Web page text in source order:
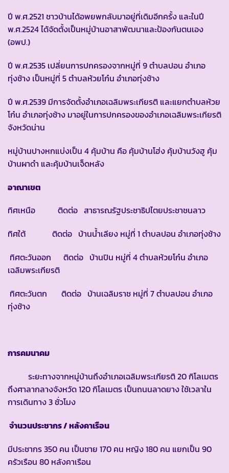
ปี พ.ศ.2521 ชาวบ้านได้อพยพกลับมาอยู่ที่เดิมอีกครั้ง และในปี
พ.ศ.2524 ได้จัดตั้งเป็นหมู่บ้านอาสาพัฒนาและป้องกันตนเอง
(อพป.)
ปี พ.ศ.2535 เปลี่ยนการปกครองจากหมู่ที่ 9 ตำบลปอน อำเภอ
ทุ่งช้าง เป็นหมู่ที่ 5 ตำบลห้วยโก๋น อำเภอทุ่งช้าง
ปี พ.ศ.2539 มีการจัดตั้งอำเภอเฉลิมพระเกียรติ และแยกตำบลห้วย
โก๋น อำเภอทุ่งช้าง มาอยู่ในการปกครองของอำเภอเฉลิมพระเกียรติ
จังหวัดน่าน
หมู่บ้านปางหกแบ่งเป็น 4 คุ้มบ้าน คือ คุ้มบ้านโฮ่ง คุ้มบ้านวังฮู คุ้ม
บ้านผาดำ และคุ้มบ้านเจ็ดหลัง
อาณาเขต
ทิศเหนือ ติดต่อ สาธารณรัฐประชาธิปไตยประชาชนลาว
ทิศใต้ ติดต่อ บ้านน้ำเลียง หมู่ที่ 1 ตำบลปอน อำเภอทุ่งช้าง
ทิศตะวันออก ติดต่อ บ้านปิน หมู่ที่ 4 ตำบลห้วยโก๋น อำเภอ
เฉลิมพระเกียรติ
ทิศตะวันตก ติดต่อ บ้านเฉลิมราช หมู่ที่ 7 ตำบลปอน อำเภอ
ทุ่งช้าง
การคมนาคม
ระยะทางจากหมู่บ้านถึงอำเภอเฉลิมพระเกียรติ 20 กิโลเมตร
ถึงศาลากลางจังหวัด 120 กิโลเมตร เป็นถนนลาดยาง ใช้เวลาใน
การเดินทาง 3 ชั่วโมง
จำนวนประชากร / หลังคาเรือน
มีประชากร 350 คน เป็นชาย 170 คน หญิง 180 คน แยกเป็น 90
ครัวเรือน 80 หลังคาเรือน